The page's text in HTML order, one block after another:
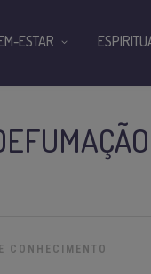
CONHECIMENTO
ESTAR